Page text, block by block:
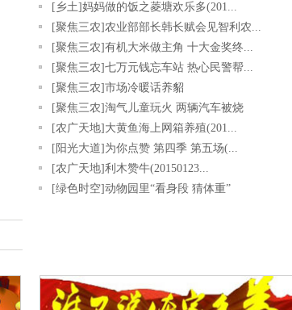
[乡土]妈妈做的饭之菱塘欢乐多(201...
[聚焦三农]农业部部长韩长赋会见智利农...
[聚焦三农]有机大米做主角 十大金奖终...
[聚焦三农]七万元钱忘车站 热心民警帮...
[聚焦三农]市场冷暖话养貂
[聚焦三农]淘气儿童玩火 两辆汽车被烧
[农广天地]大黄鱼海上网箱养殖(201...
[阳光大道]为你点赞 第四季 第五场(...
[农广天地]利木赞牛(20150123...
[绿色时空]动物园里“看身段 猜体重”